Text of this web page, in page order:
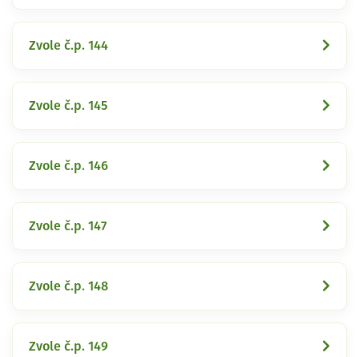
Zvole č.p. 144
Zvole č.p. 145
Zvole č.p. 146
Zvole č.p. 147
Zvole č.p. 148
Zvole č.p. 149